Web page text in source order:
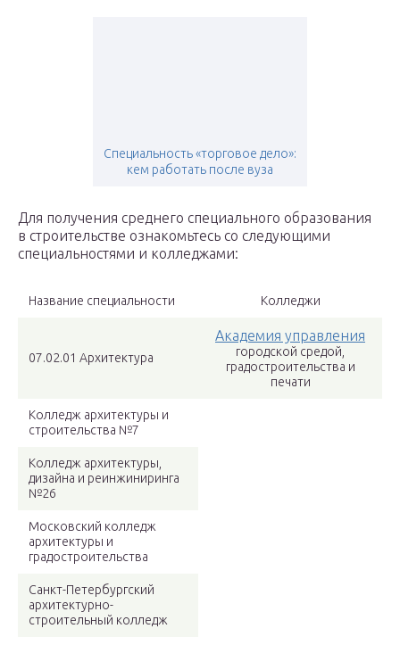
Специальность «торговое дело»:
кем работать после вуза
Для получения среднего специального образования
в строительстве ознакомьтесь со следующими
специальностями и колледжами:
Название специальности Колледжи
07.02.01 Архитектура
Академия управления
городской средой,
градостроительства и
печати
Колледж архитектуры и
строительства №7
Колледж архитектуры,
дизайна и реинжиниринга
№26
Московский колледж
архитектуры и
градостроительства
Санкт-Петербургский
архитектурно-
строительный колледж